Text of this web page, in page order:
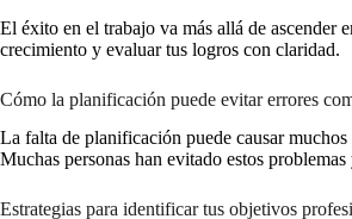
El éxito en el trabajo va más allá de ascender
crecimiento y evaluar tus logros con claridad.
Cómo la planificación puede evitar errores
La falta de planificación puede causar
Muchas personas han evitado estos
Estrategias para identificar tus objetivos